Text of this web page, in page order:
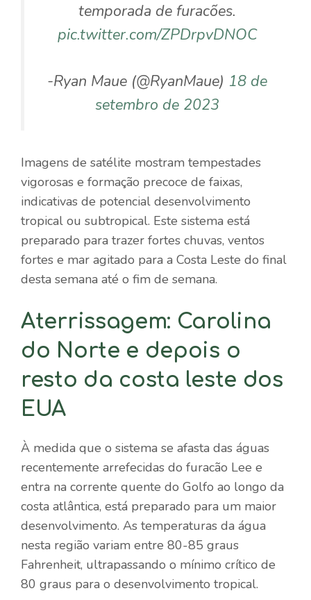
temporada de furacões.
pic.twitter.com/ZPDrpvDNOC
-Ryan Maue (@RyanMaue) 18 de
setembro de 2023
Imagens de satélite mostram tempestades
vigorosas e formação precoce de faixas,
indicativas de potencial desenvolvimento
tropical ou subtropical. Este sistema está
preparado para trazer fortes chuvas, ventos
fortes e mar agitado para a Costa Leste do final
desta semana até o fim de semana.
Aterrissagem: Carolina
do Norte e depois o
resto da costa leste dos
EUA
À medida que o sistema se afasta das águas
recentemente arrefecidas do furacão Lee e
entra na corrente quente do Golfo ao longo da
costa atlântica, está preparado para um maior
desenvolvimento. As temperaturas da água
nesta região variam entre 80-85 graus
Fahrenheit, ultrapassando o mínimo crítico de
80 graus para o desenvolvimento tropical.